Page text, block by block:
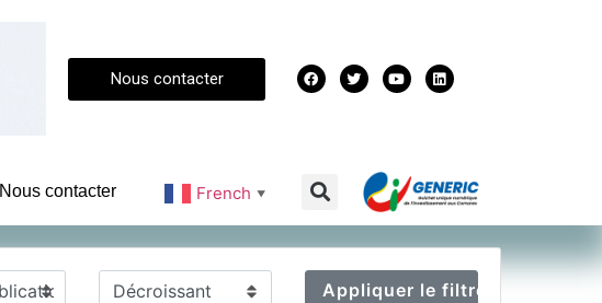
Nous contacter
Nous contacter French ▼
Appliquer le filtre